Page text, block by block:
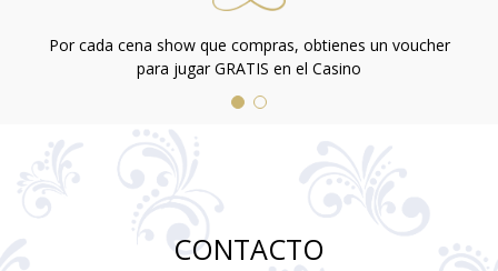
Por cada cena show que compras, obtienes un voucher
para jugar GRATIS en el Casino
CONTACTO